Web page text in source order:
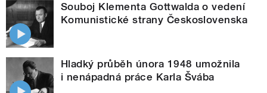
Souboj Klementa Gottwalda o vedení
Komunistické strany Československa
Hladký průběh února 1948 umožnila
i nenápadná práce Karla Švába